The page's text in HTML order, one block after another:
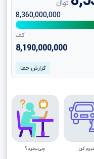
تومانءءء
8,360,000,000
کف
8,190,000,000
گزارش خطا
کن چی بخرم؟